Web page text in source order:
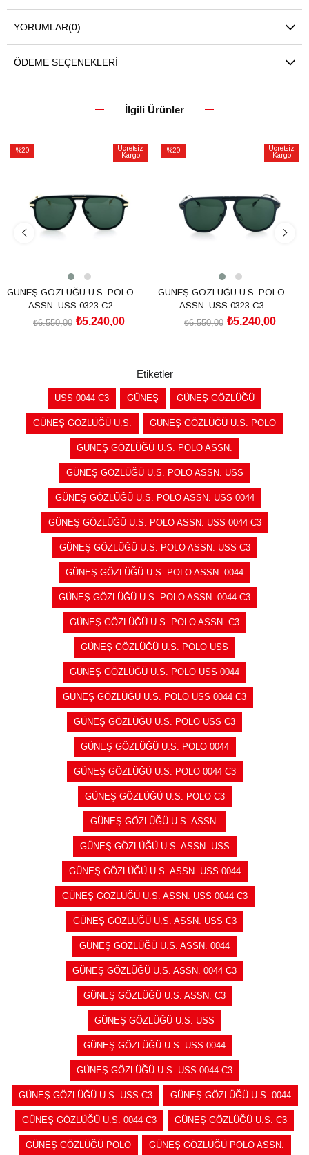
YORUMLAR(0)
ÖDEME SEÇENEKLERI
İlgili Ürünler
%20
Ücretsiz
Kargo
GÜNEŞ GÖZLÜĞÜ U.S. POLO
ASSN. USS 0323 C2
₺5.240,00
₺6.550,00
%20
Ücretsiz
Kargo
GÜNEŞ GÖZLÜĞÜ U.S. POLO
ASSN. USS 0323 C3
₺5.240,00
₺6.550,00
Etiketler
USS 0044 C3 GÜNEŞ GÜNEŞ GÖZLÜĞÜ
GÜNEŞ GÖZLÜĞÜ U.S. GÜNEŞ GÖZLÜĞÜ U.S. POLO
GÜNEŞ GÖZLÜĞÜ U.S. POLO ASSN.
GÜNEŞ GÖZLÜĞÜ U.S. POLO ASSN. USS
GÜNEŞ GÖZLÜĞÜ U.S. POLO ASSN. USS 0044
GÜNEŞ GÖZLÜĞÜ U.S. POLO ASSN. USS 0044 C3
GÜNEŞ GÖZLÜĞÜ U.S. POLO ASSN. USS C3
GÜNEŞ GÖZLÜĞÜ U.S. POLO ASSN. 0044
GÜNEŞ GÖZLÜĞÜ U.S. POLO ASSN. 0044 C3
GÜNEŞ GÖZLÜĞÜ U.S. POLO ASSN. C3
GÜNEŞ GÖZLÜĞÜ U.S. POLO USS
GÜNEŞ GÖZLÜĞÜ U.S. POLO USS 0044
GÜNEŞ GÖZLÜĞÜ U.S. POLO USS 0044 C3
GÜNEŞ GÖZLÜĞÜ U.S. POLO USS C3
GÜNEŞ GÖZLÜĞÜ U.S. POLO 0044
GÜNEŞ GÖZLÜĞÜ U.S. POLO 0044 C3
GÜNEŞ GÖZLÜĞÜ U.S. POLO C3
GÜNEŞ GÖZLÜĞÜ U.S. ASSN.
GÜNEŞ GÖZLÜĞÜ U.S. ASSN. USS
GÜNEŞ GÖZLÜĞÜ U.S. ASSN. USS 0044
GÜNEŞ GÖZLÜĞÜ U.S. ASSN. USS 0044 C3
GÜNEŞ GÖZLÜĞÜ U.S. ASSN. USS C3
GÜNEŞ GÖZLÜĞÜ U.S. ASSN. 0044
GÜNEŞ GÖZLÜĞÜ U.S. ASSN. 0044 C3
GÜNEŞ GÖZLÜĞÜ U.S. ASSN. C3
GÜNEŞ GÖZLÜĞÜ U.S. USS
GÜNEŞ GÖZLÜĞÜ U.S. USS 0044
GÜNEŞ GÖZLÜĞÜ U.S. USS 0044 C3
GÜNEŞ GÖZLÜĞÜ U.S. USS C3 GÜNEŞ GÖZLÜĞÜ U.S. 0044
GÜNEŞ GÖZLÜĞÜ U.S. 0044 C3 GÜNEŞ GÖZLÜĞÜ U.S. C3
GÜNEŞ GÖZLÜĞÜ POLO GÜNEŞ GÖZLÜĞÜ POLO ASSN.